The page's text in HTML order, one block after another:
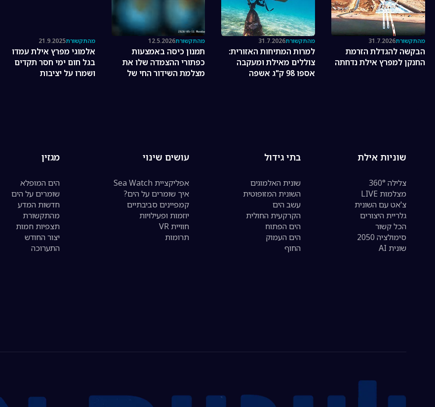
מהתקשורת31.7.2026
הבקשה להגדלת הזרמת
החנקן למפרץ אילת נדחתה
מהתקשורת31.7.2026
למרות המתיחות האזורית:
צוללים מאילת ומעקבה
אספו 98 ק"ג אשפה
מהתקשורת12.5.2026
תמנון כיסה באמצעות
כפתורי ההצמדה שלו את
מצלמת השידור החי של
מהתקשורת21.9.2025
אלמוגי מפרץ אילת עמדו
בגל חום ימי חסר תקדים
ושמרו על יציבות
שוניות אילת
צלילה 360°
מצלמות LIVE
צ'אט עם השונית
גלריית היצורים
הכל קשור
סימולציה 2050
שונית AI
בתי גידול
שונית האלמוגים
השונית המזופוטית
עשב הים
הקרקעית החולית
הים הפתוח
הים העמוק
החוף
עושים שינוי
אפליקציית Sea Watch
איך שומרים על הים?
קמפיינים סביבתיים
יוזמות ופעילויות
חוויית VR
תרומות
מגזין
הים המופלא
שומרים על הים
חדשות המדע
מהתקשורת
תצפיות חמות
יצור החודש
התערוכה